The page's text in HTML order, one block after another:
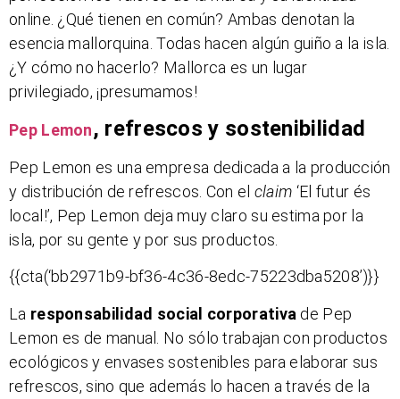
online. ¿Qué tienen en común? Ambas denotan la
esencia mallorquina. Todas hacen algún guiño a la isla.
¿Y cómo no hacerlo? Mallorca es un lugar
privilegiado, ¡presumamos!
Pep Lemon, refrescos y sostenibilidad
Pep Lemon es una empresa dedicada a la producción
y distribución de refrescos. Con el claim ‘El futur és
local!’, Pep Lemon deja muy claro su estima por la
isla, por su gente y por sus productos.
{{cta(‘bb2971b9-bf36-4c36-8edc-75223dba5208’)}}
La responsabilidad social corporativa de Pep
Lemon es de manual. No sólo trabajan con productos
ecológicos y envases sostenibles para elaborar sus
refrescos, sino que además lo hacen a través de la